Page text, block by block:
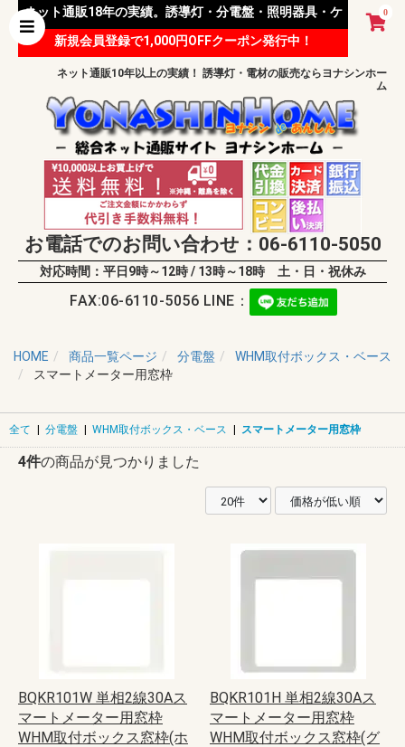
0
ネット通販18年の実績。誘導灯・分電盤・照明器具・ケ
ーブル等 様々な資材を取り扱っています。
新規会員登録で1,000円OFFクーポン発行中！
ネット通販10年以上の実績！ 誘導灯・電材の販売ならヨナシンホー
ム
お電話でのお問い合わせ：06-6110-5050
対応時間：平日9時～12時 / 13時～18時 土・日・祝休み
FAX:06-6110-5056 LINE：
HOME 商品一覧ページ 分電盤
WHM取付ボックス・ベース
スマートメーター用窓枠
全て | 分電盤 | WHM取付ボックス・ベース | スマートメーター用窓枠
4件の商品が見つかりました
BQKR101W 単相2線30Aス
マートメーター用窓枠
WHM取付ボックス窓枠(ホ
BQKR101H 単相2線30Aス
マートメーター用窓枠
WHM取付ボックス窓枠(グ